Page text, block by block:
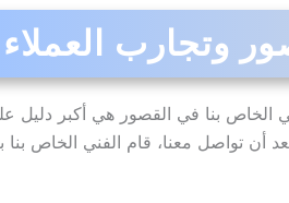
وتجارب العملاء
الخاص بنا في القصور هي أكبر
تواصل معنا، قام الفني الخاص بنا